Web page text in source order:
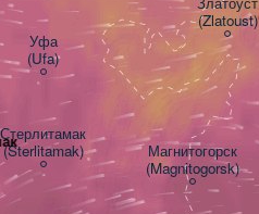
Уфа
(Ufa)
Стерлитамак
(Sterlitamak)
(Zlatoust)
Магнитогорск
(Magnitogorsk)